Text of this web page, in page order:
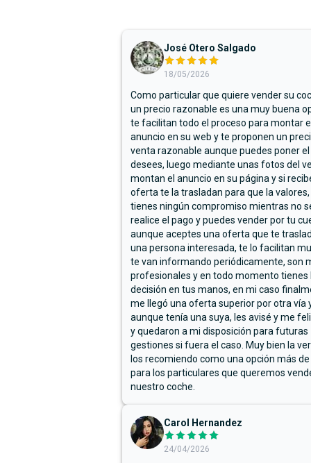
José Otero Salgado
18/05/2026
Como particular que quiere vender su
un precio razonable es una muy buena
te facilitan todo el proceso para montar
anuncio en su web y te proponen un
venta razonable aunque puedes poner
desees, luego mediante unas fotos del
montan el anuncio en su página y si
oferta te la trasladan para que la
tienes ningún compromiso mientras no
realice el pago y puedes vender por tu
aunque aceptes una oferta que te
una persona interesada, te lo facilitan
te van informando periódicamente, son
profesionales y en todo momento tienes
decisión en tus manos, en mi caso
me llegó una oferta superior por otra vía
aunque tenía una suya, les avisé y me
y quedaron a mi disposición para futuras
gestiones si fuera el caso. Muy bien la
los recomiendo como una opción más
para los particulares que queremos
nuestro coche.
Carol Hernandez
24/04/2026